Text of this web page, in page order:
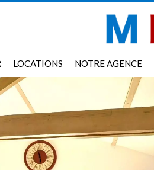
LOCATIONS NOTRE AGENCE